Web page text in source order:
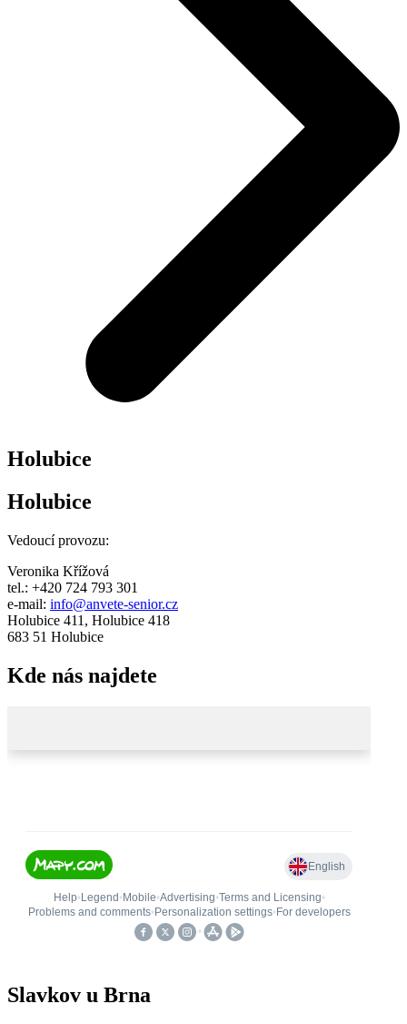
Holubice
Holubice
Vedoucí provozu:
Veronika Křížová
tel.: +420 724 793 301
e-mail: info@anvete-senior.cz
Holubice 411, Holubice 418
683 51 Holubice
Kde nás najdete
Slavkov u Brna